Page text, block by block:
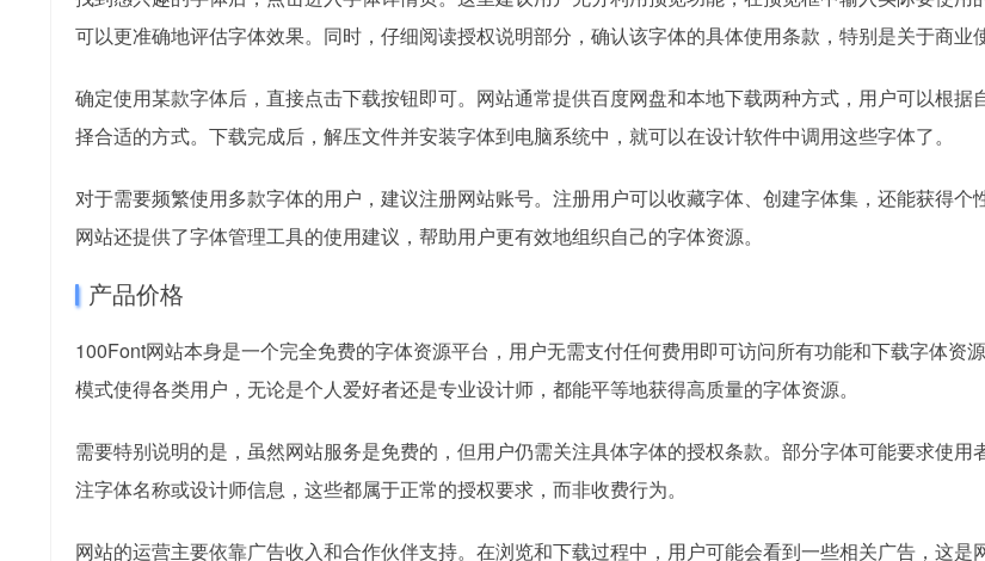
可以更准确地评估字体效果。同时，仔细阅读授权说明部分，确认该字体的具体使用条款，特别是关于商业
确定使用某款字体后，直接点击下载按钮即可。网站通常提供百度网盘和本地下载两种方式，用户可以根据
择合适的方式。下载完成后，解压文件并安装字体到电脑系统中，就可以在设计软件中调用这些字体了。
对于需要频繁使用多款字体的用户，建议注册网站账号。注册用户可以收藏字体、创建字体集，还能获得个
网站还提供了字体管理工具的使用建议，帮助用户更有效地组织自己的字体资源。
产品价格
100Font网站本身是一个完全免费的字体资源平台，用户无需支付任何费用即可访问所有功能和下载字体资
模式使得各类用户，无论是个人爱好者还是专业设计师，都能平等地获得高质量的字体资源。
需要特别说明的是，虽然网站服务是免费的，但用户仍需关注具体字体的授权条款。部分字体可能要求使用
注字体名称或设计师信息，这些都属于正常的授权要求，而非收费行为。
网站的运营主要依靠广告收入和合作伙伴支持。在浏览和下载过程中，用户可能会看到一些相关广告，这是